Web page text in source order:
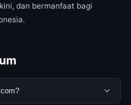
dan bermanfaat bagi